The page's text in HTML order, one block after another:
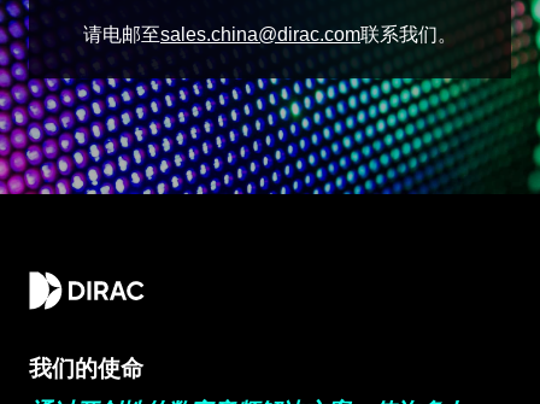
请电邮至sales.china@dirac.com联系我们。
我们的使命